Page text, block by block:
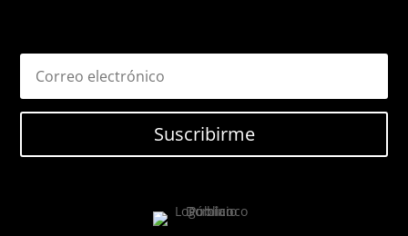
Suscribirme